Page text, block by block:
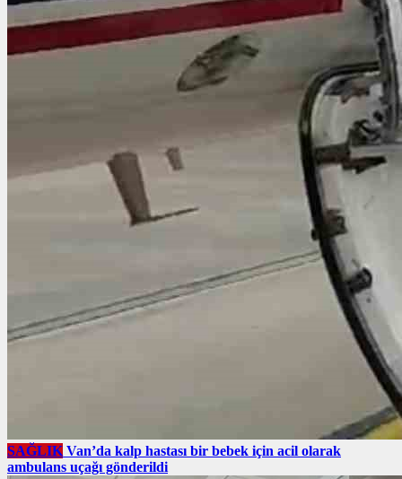
SAĞLIK Van’da kalp hastası bir bebek için acil olarak
ambulans uçağı gönderildi